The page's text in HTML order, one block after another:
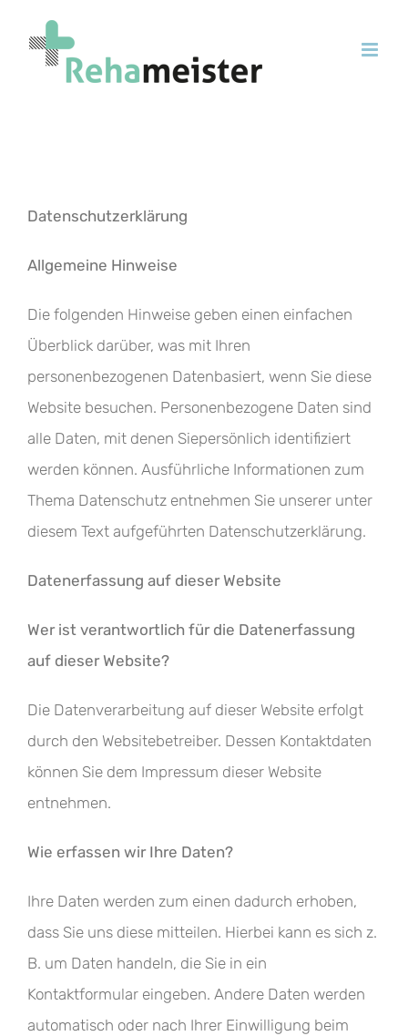
Inhalt
Datenschutzerklärung
Allgemeine Hinweise
Die folgenden Hinweise geben einen einfachen
Überblick darüber, was mit Ihren
personenbezogenen Datenbasiert, wenn Sie diese
Website besuchen. Personenbezogene Daten sind
alle Daten, mit denen Siepersönlich identifiziert
werden können. Ausführliche Informationen zum
Thema Datenschutz entnehmen Sie unserer unter
diesem Text aufgeführten Datenschutzerklärung.
Datenerfassung auf dieser Website
Wer ist verantwortlich für die Datenerfassung
auf dieser Website?
Die Datenverarbeitung auf dieser Website erfolgt
durch den Websitebetreiber. Dessen Kontaktdaten
können Sie dem Impressum dieser Website
entnehmen.
Wie erfassen wir Ihre Daten?
Ihre Daten werden zum einen dadurch erhoben,
dass Sie uns diese mitteilen. Hierbei kann es sich z.
B. um Daten handeln, die Sie in ein
Kontaktformular eingeben. Andere Daten werden
automatisch oder nach Ihrer Einwilligung beim